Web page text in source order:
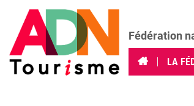
Fédération
LA